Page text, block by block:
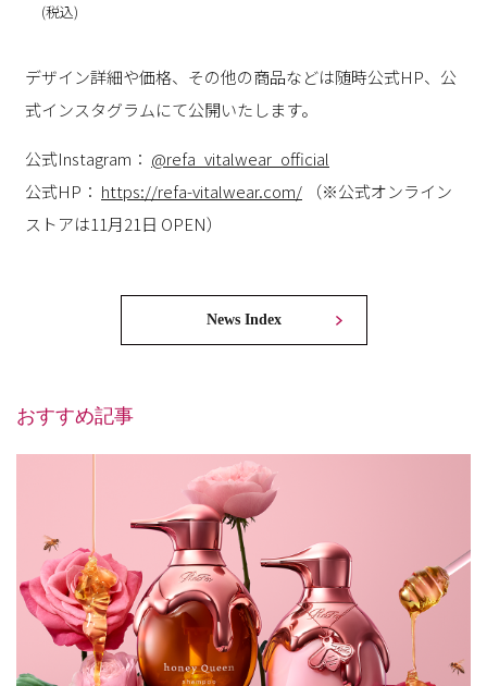
(税込)
デザイン詳細や価格、その他の商品などは随時公式HP、公
式インスタグラムにて公開いたします。
公式Instagram： @refa_vitalwear_official
公式HP： https://refa-vitalwear.com/ （※公式オンライン
ストアは11月21日 OPEN）
News Index
おすすめ記事